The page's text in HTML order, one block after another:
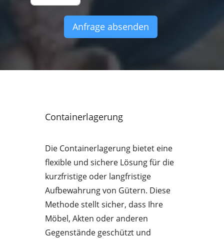
Anfrage absenden
Containerlagerung
Die Containerlagerung bietet eine
flexible und sichere Lösung für die
kurzfristige oder langfristige
Aufbewahrung von Gütern. Diese
Methode stellt sicher, dass Ihre
Möbel, Akten oder anderen
Gegenstände geschützt und